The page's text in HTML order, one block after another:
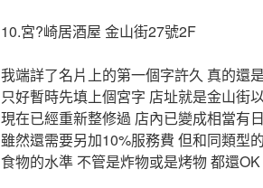
10.宮?崎居酒屋 金山街27號2F
我端詳了名片上的第一個字許久 真的還
只好暫時先填上個宮字 店址就是金山街
現在已經重新整修過 店內已變成相當有
雖然還需要另加10%服務費 但和同類型
食物的水準 不管是炸物或是烤物 都還